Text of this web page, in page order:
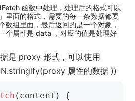
函数中处理，处理后的格式可以
里面的格式，需要的每一条数据都要
数组里面，最后返回的是一个对象，
个属性是 data ，对应的值是处理好
是 proxy 形式，可以使用
属性的数据 ))
( content )
{